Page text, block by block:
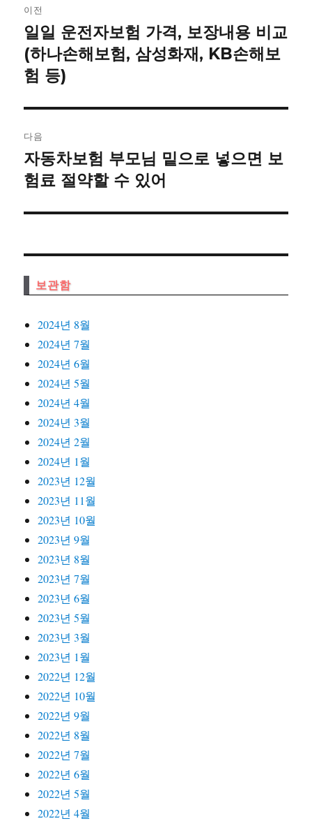
내
비
게
이
션
이전
이
전
글:
일일 운전자보험 가격, 보장내용 비교
(하나손해보험, 삼성화재, KB손해보
험 등)
다음
다
음
자동차보험 부모님 밑으로 넣으면 보
험료 절약할 수 있어
보관함
2024년 8월
2024년 7월
2024년 6월
2024년 5월
2024년 4월
2024년 3월
2024년 2월
2024년 1월
2023년 12월
2023년 11월
2023년 10월
2023년 9월
2023년 8월
2023년 7월
2023년 6월
2023년 5월
2023년 3월
2023년 1월
2022년 12월
2022년 10월
2022년 9월
2022년 8월
2022년 7월
2022년 6월
2022년 5월
2022년 4월